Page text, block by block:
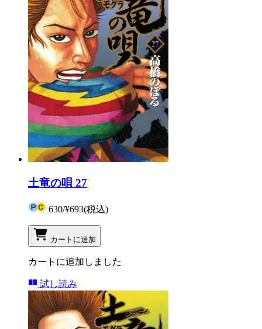
土竜の唄 27
630/¥693(税込)
カートに追加
カートに追加しました
試し読み